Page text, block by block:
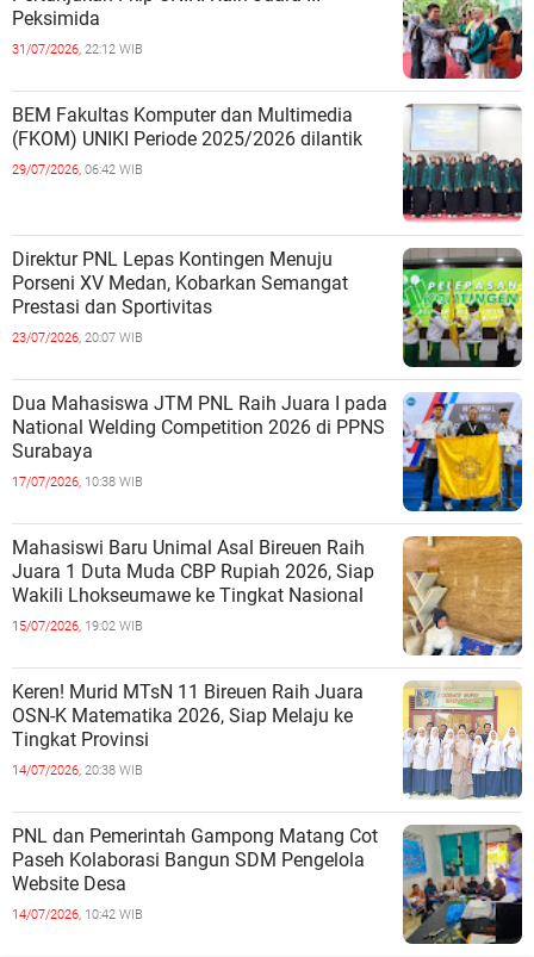
Peksimida
31/07/2026, 22:12 WIB
BEM Fakultas Komputer dan Multimedia
(FKOM) UNIKI Periode 2025/2026 dilantik
29/07/2026, 06:42 WIB
Direktur PNL Lepas Kontingen Menuju
Porseni XV Medan, Kobarkan Semangat
Prestasi dan Sportivitas
23/07/2026, 20:07 WIB
Dua Mahasiswa JTM PNL Raih Juara I pada
National Welding Competition 2026 di PPNS
Surabaya
17/07/2026, 10:38 WIB
Mahasiswi Baru Unimal Asal Bireuen Raih
Juara 1 Duta Muda CBP Rupiah 2026, Siap
Wakili Lhokseumawe ke Tingkat Nasional
15/07/2026, 19:02 WIB
Keren! Murid MTsN 11 Bireuen Raih Juara
OSN-K Matematika 2026, Siap Melaju ke
Tingkat Provinsi
14/07/2026, 20:38 WIB
PNL dan Pemerintah Gampong Matang Cot
Paseh Kolaborasi Bangun SDM Pengelola
Website Desa
14/07/2026, 10:42 WIB